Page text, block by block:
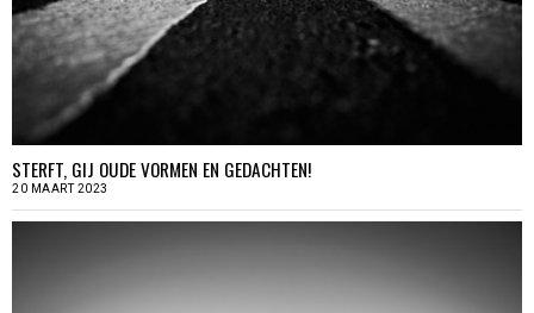
STERFT, GIJ OUDE VORMEN EN GEDACHTEN!
20 MAART 2023